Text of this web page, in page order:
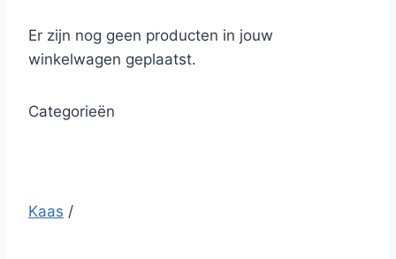
Er zijn nog geen producten in jouw
winkelwagen geplaatst.
Categorieën
Kaas /